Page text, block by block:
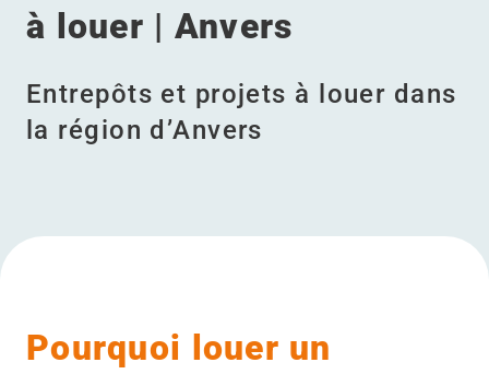
à louer | Anvers
Entrepôts et projets à louer dans
la région d’Anvers
Pourquoi louer un